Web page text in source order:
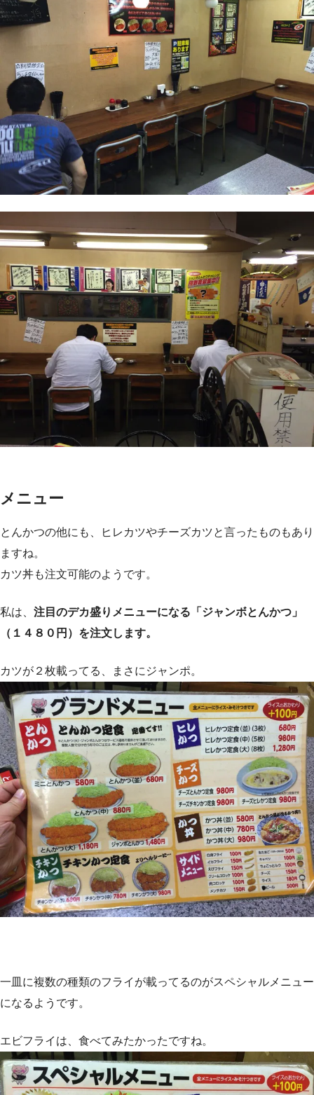
メニュー
とんかつの他にも、ヒレカツやチーズカツと言ったものもあり
ますね。
カツ丼も注文可能のようです。
私は、 注目のデカ盛りメニューになる「ジャンボとんかつ」
（１４８０円）を注文します。
カツが２枚載ってる、まさにジャンポ。
一皿に複数の種類のフライが載ってるのがスペシャルメニュー
になるようです。
エビフライは、食べてみたかったですね。